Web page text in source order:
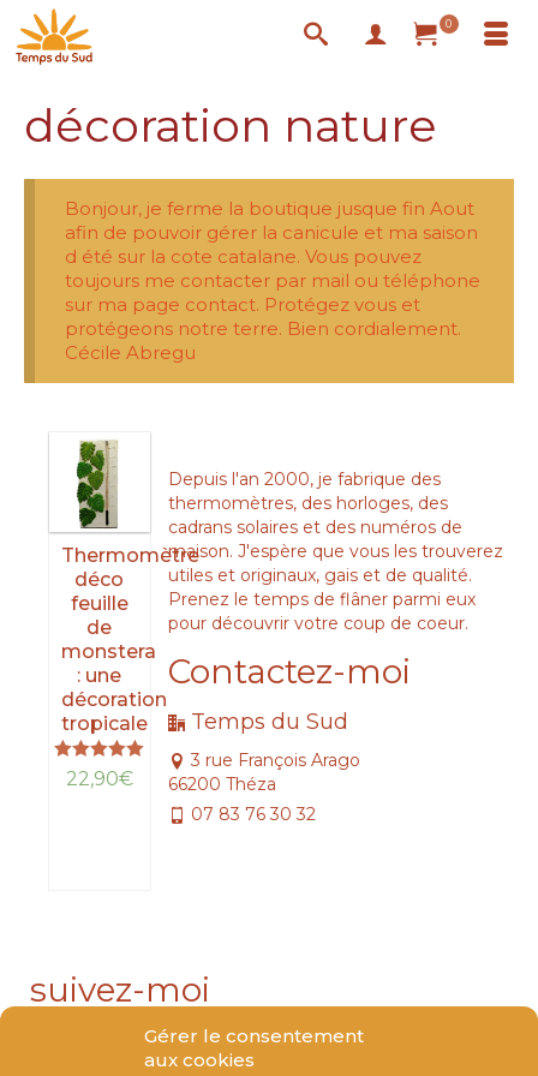
Gérer le consentement
aux cookies
0
décoration nature
Bonjour, je ferme la boutique jusque fin Aout
afin de pouvoir gérer la canicule et ma saison
d été sur la cote catalane. Vous pouvez
toujours me contacter par mail ou téléphone
sur ma page contact. Protégez vous et
protégeons notre terre. Bien cordialement.
Cécile Abregu
Thermomètre
déco
feuille
de
monstera
: une
décoration
tropicale
Note
5.00
22,90€
Depuis l'an 2000, je fabrique des
thermomètres, des horloges, des
cadrans solaires et des numéros de
maison. J'espère que vous les trouverez
utiles et originaux, gais et de qualité.
Prenez le temps de flâner parmi eux
pour découvrir votre coup de coeur.
Contactez-moi
Temps du Sud
3 rue François Arago
66200 Théza
07 83 76 30 32
suivez-moi